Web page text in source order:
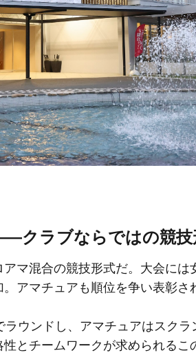
クラブならではの競技
マ混合の競技形式だ。大会には
アマチュアも順位を争い表彰さ
ウンドし、アマチュアはスクラ
とチームワークが求められるこ